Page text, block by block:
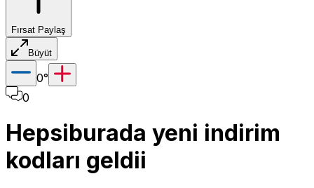
Fırsat Paylaş
Büyüt
0°
0
Hepsiburada yeni indirim
kodları geldii